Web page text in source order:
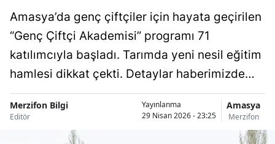
Amasya’da genç çiftçiler için hayata geçirilen
“Genç Çiftçi Akademisi” programı 71
katılımcıyla başladı. Tarımda yeni nesil eğitim
hamlesi dikkat çekti. Detaylar haberimizde…
Merzifon Bilgi
Editör
Yayınlanma
29 Nisan 2026 - 23:25
Amasya
Merzifon